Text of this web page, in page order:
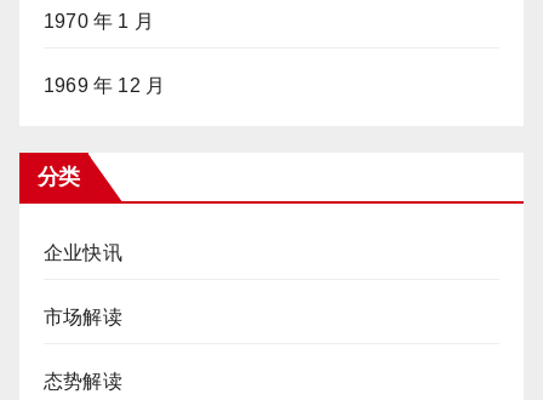
1970 年 1 月
1969 年 12 月
分类
企业快讯
市场解读
态势解读